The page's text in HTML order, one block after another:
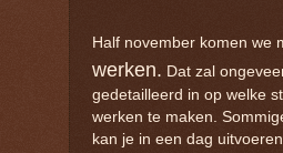
Half november komen we
werken. Dat zal
gedetailleerd in op welke
werken te maken.
kan je in een dag uitvoeren.